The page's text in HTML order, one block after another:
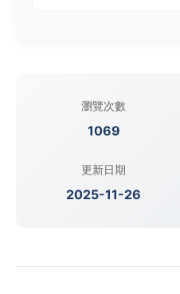
瀏覽次數
1069
更新日期
2025-11-26